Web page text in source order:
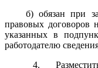
б) обязан при
правовых договоров
указанных в
работодателю
4.